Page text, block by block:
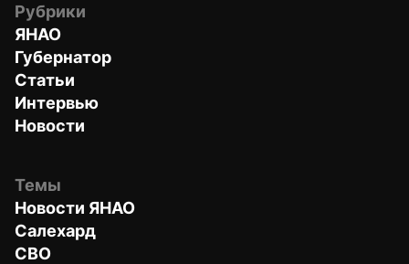
Рубрики
ЯНАО
Губернатор
Статьи
Интервью
Новости
Темы
Новости ЯНАО
Салехард
СВО